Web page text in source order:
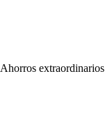
Ahorros extraordinarios